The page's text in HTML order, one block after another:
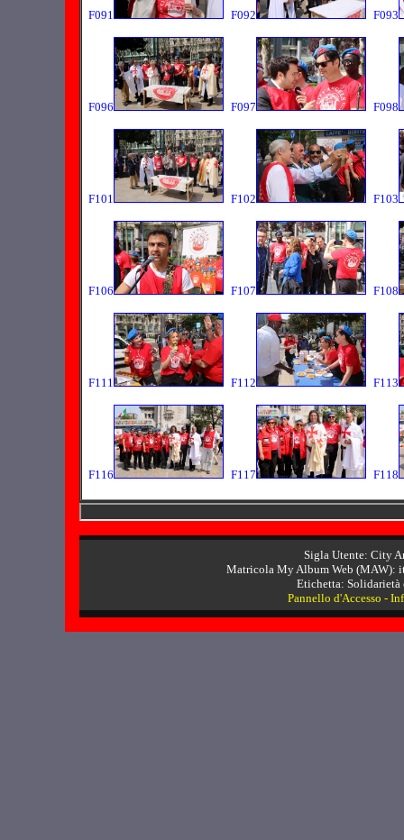
F091 F092 F093
F096 F097 F098
F101 F102 F103
F106 F107 F108
F111 F112 F113
F116 F117 F118
Sigla Utente: City
Matricola My Album Web (MAW):
Etichetta: Solidarietà
Pannello d'Accesso -